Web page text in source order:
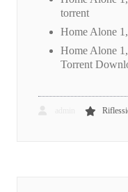
torrent
Home Alone
Home Alone
Torrent